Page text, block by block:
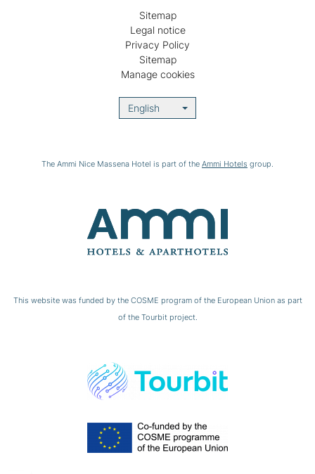
Sitemap
Legal notice
Privacy Policy
Sitemap
Manage cookies
English
The Ammi Nice Massena Hotel is part of the Ammi Hotels group.
This website was funded by the COSME program of the European Union as part
of the Tourbit project.